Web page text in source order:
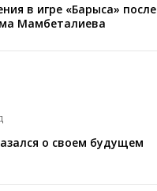
в игре «Барыса» после
Мамбеталиева
о своем будущем